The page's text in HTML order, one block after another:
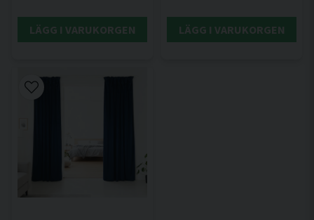
LÄGG I VARUKORGEN LÄGG I VARUKORGEN